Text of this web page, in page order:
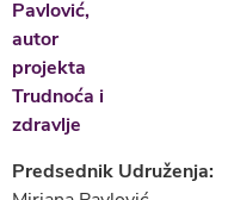
Predsednik Udruženja: